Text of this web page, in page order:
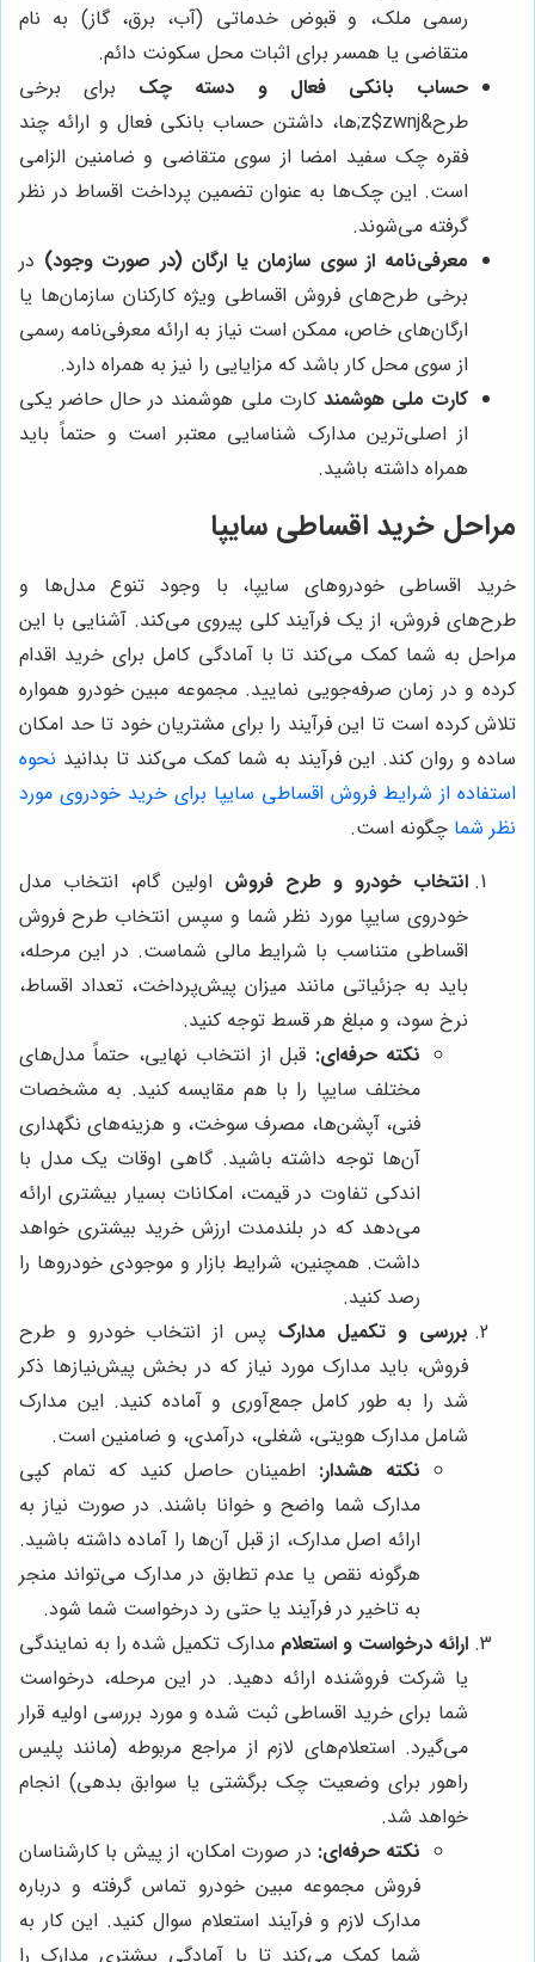
رسمی ملک، و قبوض خدماتی (آب، برق، گاز) به نام
متقاضی یا همسر برای اثبات محل سکونت دائم.
حساب بانکی فعال و دسته چک برای برخی
طرح&z$zwnj;ها، داشتن حساب بانکی فعال و ارائه چند
فقره چک سفید امضا از سوی متقاضی و ضامنین الزامی
است. این چک‌ها به عنوان تضمین پرداخت اقساط در نظر
گرفته می‌شوند.
معرفی‌نامه از سوی سازمان یا ارگان (در صورت وجود) در
برخی طرح‌های فروش اقساطی ویژه کارکنان سازمان‌ها یا
ارگان‌های خاص، ممکن است نیاز به ارائه معرفی‌نامه رسمی
از سوی محل کار باشد که مزایایی را نیز به همراه دارد.
کارت ملی هوشمند کارت ملی هوشمند در حال حاضر یکی
از اصلی‌ترین مدارک شناسایی معتبر است و حتماً باید
همراه داشته باشید.
مراحل خرید اقساطی سایپا
خرید اقساطی خودروهای سایپا، با وجود تنوع مدل‌ها و
طرح‌های فروش، از یک فرآیند کلی پیروی می‌کند. آشنایی با این
مراحل به شما کمک می‌کند تا با آمادگی کامل برای خرید اقدام
کرده و در زمان صرفه‌جویی نمایید. مجموعه مبین خودرو همواره
تلاش کرده است تا این فرآیند را برای مشتریان خود تا حد امکان
ساده و روان کند. این فرآیند به شما کمک می‌کند تا بدانید نحوه
استفاده از شرایط فروش اقساطی سایپا برای خرید خودروی مورد
نظر شما چگونه است.
انتخاب خودرو و طرح فروش اولین گام، انتخاب مدل
خودروی سایپا مورد نظر شما و سپس انتخاب طرح فروش
اقساطی متناسب با شرایط مالی شماست. در این مرحله،
باید به جزئیاتی مانند میزان پیش‌پرداخت، تعداد اقساط،
نرخ سود، و مبلغ هر قسط توجه کنید.
نکته حرفه‌ای: قبل از انتخاب نهایی، حتماً مدل‌های
مختلف سایپا را با هم مقایسه کنید. به مشخصات
فنی، آپشن‌ها، مصرف سوخت، و هزینه‌های نگهداری
آن‌ها توجه داشته باشید. گاهی اوقات یک مدل با
اندکی تفاوت در قیمت، امکانات بسیار بیشتری ارائه
می‌دهد که در بلندمدت ارزش خرید بیشتری خواهد
داشت. همچنین، شرایط بازار و موجودی خودروها را
رصد کنید.
بررسی و تکمیل مدارک پس از انتخاب خودرو و طرح
فروش، باید مدارک مورد نیاز که در بخش پیش‌نیازها ذکر
شد را به طور کامل جمع‌آوری و آماده کنید. این مدارک
شامل مدارک هویتی، شغلی، درآمدی، و ضامنین است.
نکته هشدار: اطمینان حاصل کنید که تمام کپی
مدارک شما واضح و خوانا باشند. در صورت نیاز به
ارائه اصل مدارک، از قبل آن‌ها را آماده داشته باشید.
هرگونه نقص یا عدم تطابق در مدارک می‌تواند منجر
به تاخیر در فرآیند یا حتی رد درخواست شما شود.
ارائه درخواست و استعلام مدارک تکمیل شده را به نمایندگی
یا شرکت فروشنده ارائه دهید. در این مرحله، درخواست
شما برای خرید اقساطی ثبت شده و مورد بررسی اولیه قرار
می‌گیرد. استعلام‌های لازم از مراجع مربوطه (مانند پلیس
راهور برای وضعیت چک برگشتی یا سوابق بدهی) انجام
خواهد شد.
نکته حرفه‌ای: در صورت امکان، از پیش با کارشناسان
فروش مجموعه مبین خودرو تماس گرفته و درباره
مدارک لازم و فرآیند استعلام سوال کنید. این کار به
شما کمک می‌کند تا با آمادگی بیشتری مدارک را